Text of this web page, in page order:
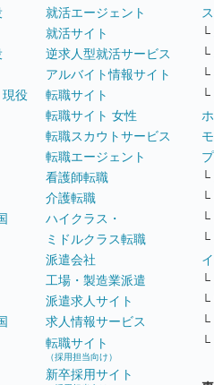
現役
就活エージェント
就活サイト
逆求人型就活サービス
アルバイト情報サイト
転職サイト
転職サイト 女性
転職スカウトサービス
転職エージェント
看護師転職
介護転職
ハイクラス・
ミドルクラス転職
派遣会社
工場・製造業派遣
派遣求人サイト
求人情報サービス
転職サイト
（採用担当向け）
新卒採用サイト
└
└
└
└
└
└
└
└
└
└
└
└